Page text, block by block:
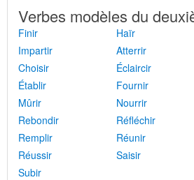
Verbes modèles du
Finir
Haïr
Impartir
Atterrir
Choisir
Éclaircir
Établir
Fournir
Mûrir
Nourrir
Rebondir
Réfléchir
Remplir
Réunir
Réussir
Saisir
Subir